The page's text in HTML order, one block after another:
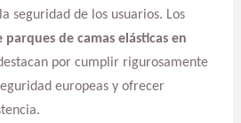
seguridad de los usuarios. Los
de camas elásticas en
por cumplir rigurosamente
europeas y ofrecer